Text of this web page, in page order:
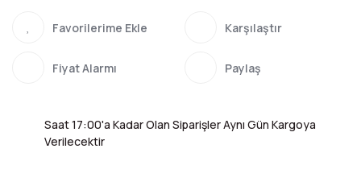
Karşılaştır
Fiyat Alarmı Paylaş
Saat 17:00'a Kadar Olan Siparişler Aynı Gün Kargoya
Verilecektir